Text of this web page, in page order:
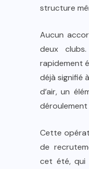
structure
Aucun
deux
rapidement
déjà signifié
d’air, un
déroulement
Cette
de
cet été, qui